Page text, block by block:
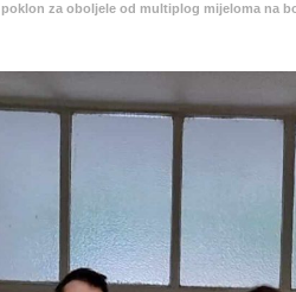
za oboljele od multiplog mijeloma na